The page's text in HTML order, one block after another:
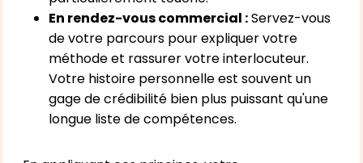
En rendez-vous commercial :Servez-vous
de votre parcours pour expliquer votre
méthode et rassurer votre interlocuteur.
Votre histoire personnelle est souvent un
gage de crédibilité bien plus puissant qu'une
longue liste de compétences.